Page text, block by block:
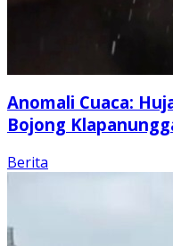
Anomali Cuaca:
Bojong
Berita